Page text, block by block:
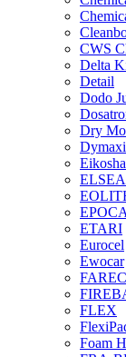
CWS
Delta
Detail
Dodo
Dry
Eikosha
ELSEA
EPOCA
ETARI
Eurocel
Ewocar
FLEX
Foam